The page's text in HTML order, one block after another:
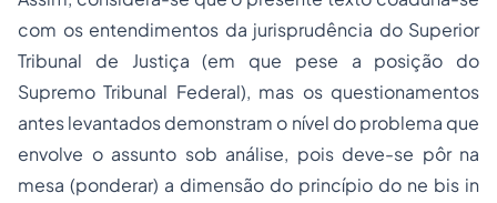
com os entendimentos da jurisprudência do Superior
Tribunal de Justiça (em que pese a posição do
Supremo Tribunal Federal), mas os questionamentos
antes levantados demonstram o nível do problema que
envolve o assunto sob análise, pois deve-se pôr na
mesa (ponderar) a dimensão do princípio do ne bis in